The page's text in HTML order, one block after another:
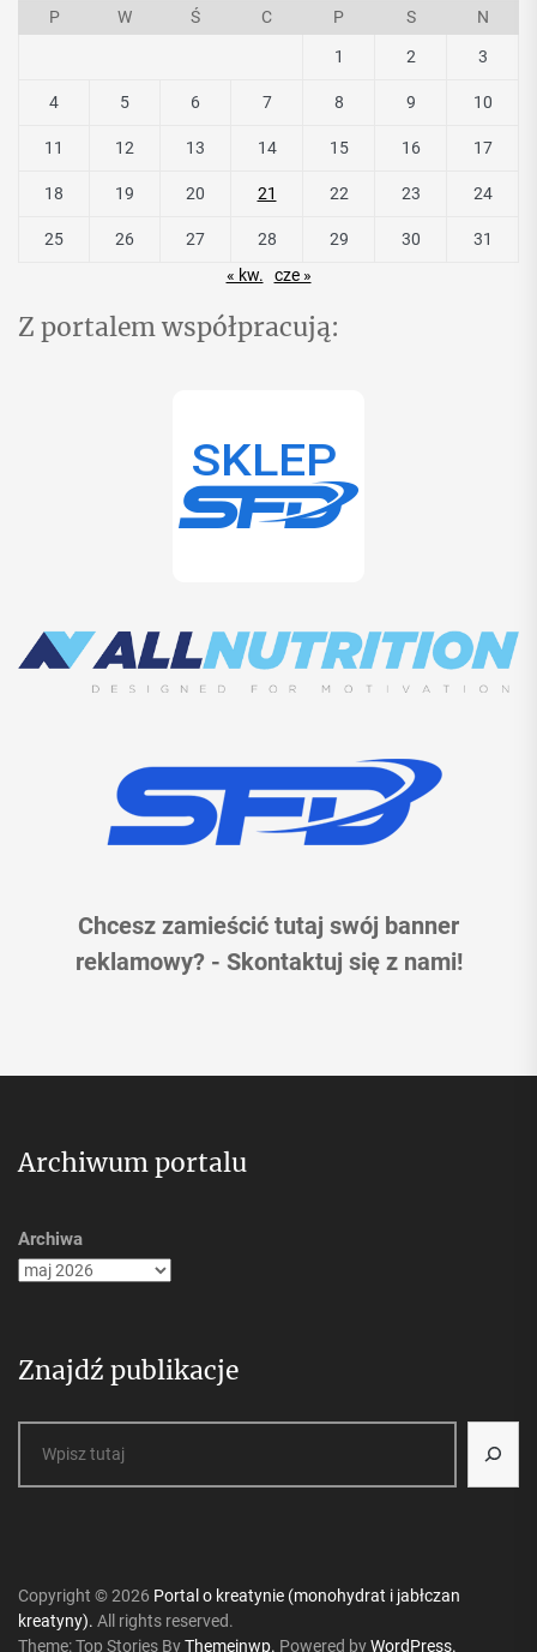
P W Ś C P S N
1 2 3
4 5 6 7 8 9 10
11 12 13 14 15 16 17
18 19 20 21 22 23 24
25 26 27 28 29 30
31
« kw.
cze »
Z portalem współpracują:
Chcesz zamieścić tutaj swój banner
reklamowy? - Skontaktuj się z nami!
Archiwum portalu
Archiwa
Znajdź publikacje
Copyright © 2026 Portal o kreatynie (monohydrat i jabłczan
kreatyny). All rights reserved.
Theme: Top Stories ByThemeinwp. Powered byWordPress.